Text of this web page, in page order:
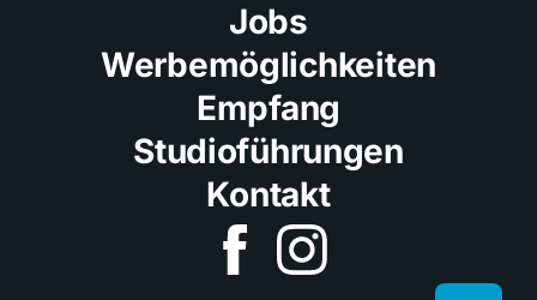
Jobs
Werbemöglichkeiten
Empfang
Studioführungen
Kontakt